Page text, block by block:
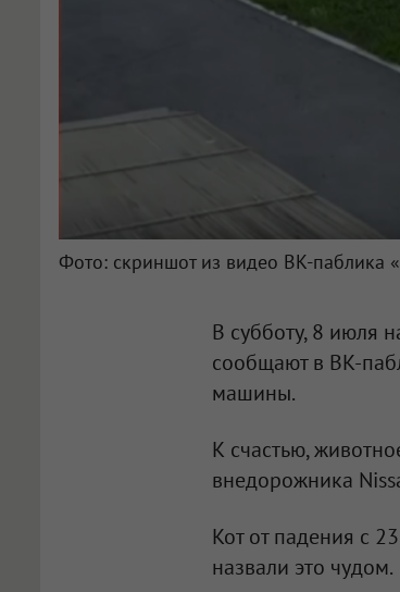
Фото: скриншот из видео ВК-паблика
В субботу, 8 июля
сообщают в ВК-
машины.
К счастью,
внедорожника
Кот от падения с
назвали это чудом.